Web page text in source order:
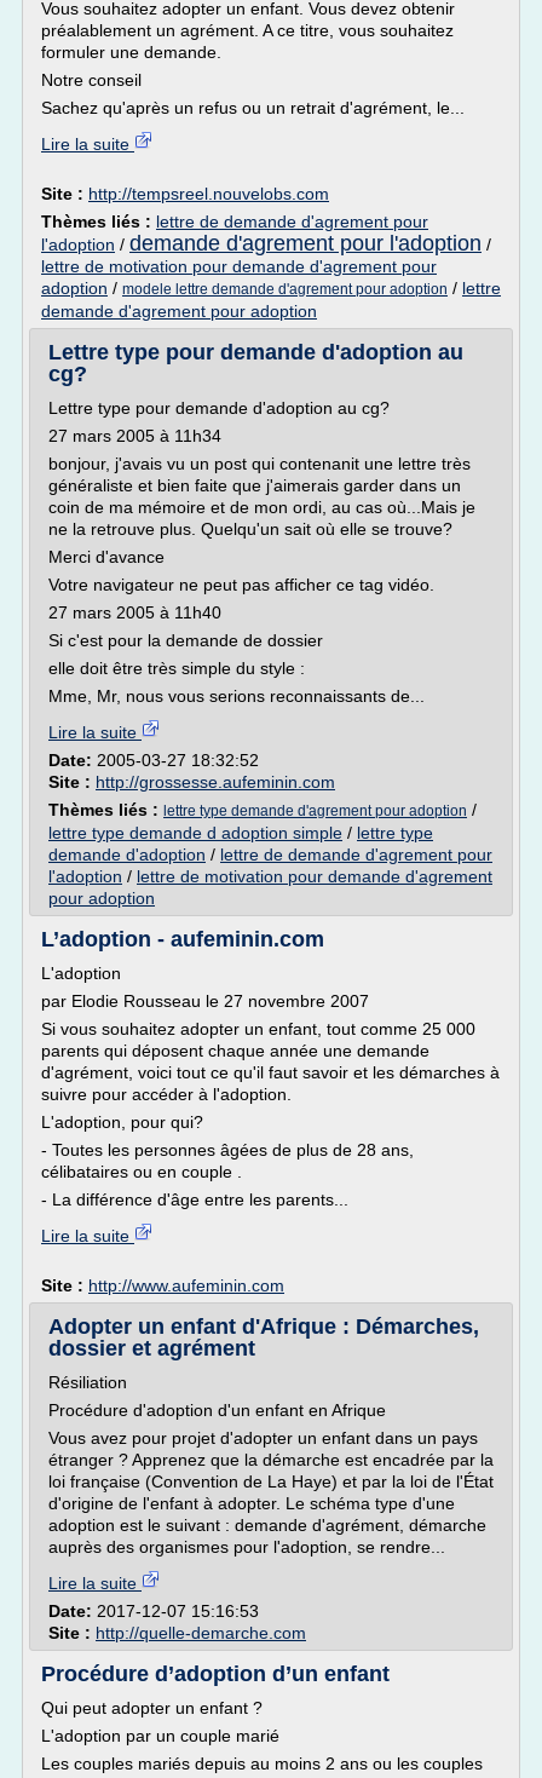
Vous souhaitez adopter un enfant. Vous devez obtenir
préalablement un agrément. A ce titre, vous souhaitez
formuler une demande.
Notre conseil
Sachez qu'après un refus ou un retrait d'agrément, le...
Lire la suite
Site : http://tempsreel.nouvelobs.com
Thèmes liés : lettre de demande d'agrement pour
l'adoption / demande d'agrement pour l'adoption /
lettre de motivation pour demande d'agrement pour
adoption / modele lettre demande d'agrement pour adoption / lettre
demande d'agrement pour adoption
Lettre type pour demande d'adoption au
cg?
Lettre type pour demande d'adoption au cg?
27 mars 2005 à 11h34
bonjour, j'avais vu un post qui contenanit une lettre très
généraliste et bien faite que j'aimerais garder dans un
coin de ma mémoire et de mon ordi, au cas où...Mais je
ne la retrouve plus. Quelqu'un sait où elle se trouve?
Merci d'avance
Votre navigateur ne peut pas afficher ce tag vidéo.
27 mars 2005 à 11h40
Si c'est pour la demande de dossier
elle doit être très simple du style :
Mme, Mr, nous vous serions reconnaissants de...
Lire la suite
Date: 2005-03-27 18:32:52
Site : http://grossesse.aufeminin.com
Thèmes liés : lettre type demande d'agrement pour adoption /
lettre type demande d adoption simple / lettre type
demande d'adoption / lettre de demande d'agrement pour
l'adoption / lettre de motivation pour demande d'agrement
pour adoption
L’adoption - aufeminin.com
L'adoption
par Elodie Rousseau le 27 novembre 2007
Si vous souhaitez adopter un enfant, tout comme 25 000
parents qui déposent chaque année une demande
d'agrément, voici tout ce qu'il faut savoir et les démarches à
suivre pour accéder à l'adoption.
L'adoption, pour qui?
- Toutes les personnes âgées de plus de 28 ans,
célibataires ou en couple .
- La différence d'âge entre les parents...
Lire la suite
Site : http://www.aufeminin.com
Adopter un enfant d'Afrique : Démarches,
dossier et agrément
Résiliation
Procédure d'adoption d'un enfant en Afrique
Vous avez pour projet d'adopter un enfant dans un pays
étranger ? Apprenez que la démarche est encadrée par la
loi française (Convention de La Haye) et par la loi de l'État
d'origine de l'enfant à adopter. Le schéma type d'une
adoption est le suivant : demande d'agrément, démarche
auprès des organismes pour l'adoption, se rendre...
Lire la suite
Date: 2017-12-07 15:16:53
Site : http://quelle-demarche.com
Procédure d’adoption d’un enfant
Qui peut adopter un enfant ?
L'adoption par un couple marié
Les couples mariés depuis au moins 2 ans ou les couples